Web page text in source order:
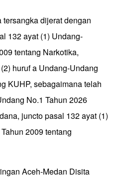
dijerat dengan
132 ayat (1) Undang-
tentang Narkotika,
huruf a Undang-Undang
KUHP, sebagaimana telah
No.1 Tahun 2026
juncto pasal 132 ayat (1)
2009 tentang
Aceh-Medan Disita